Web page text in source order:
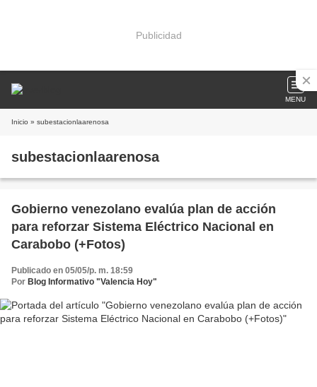
Publicidad
MENU
Inicio » subestacionlaarenosa
subestacionlaarenosa
Gobierno venezolano evalúa plan de acción
para reforzar Sistema Eléctrico Nacional en
Carabobo (+Fotos)
Publicado en 05/05/p. m. 18:59
Por Blog Informativo "Valencia Hoy"